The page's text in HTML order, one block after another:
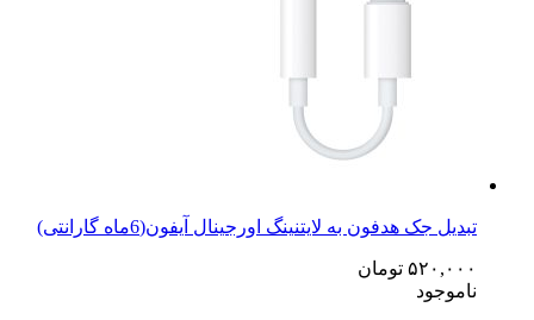
تبدیل جک هدفون به لایتنینگ اورجینال آیفون(6ماه گارانتی)
۵۲۰,۰۰۰ تومان
ناموجود